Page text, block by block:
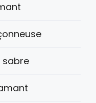
sabre